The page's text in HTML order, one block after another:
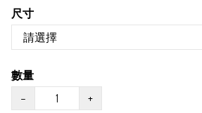
尺寸
數量
−
+